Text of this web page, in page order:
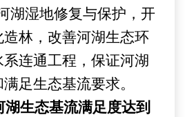
湖湿地修复与保护，开
林，改善河湖生态环
连通工程，保证河湖
满足生态基流要求。
湖生态基流满足度达到